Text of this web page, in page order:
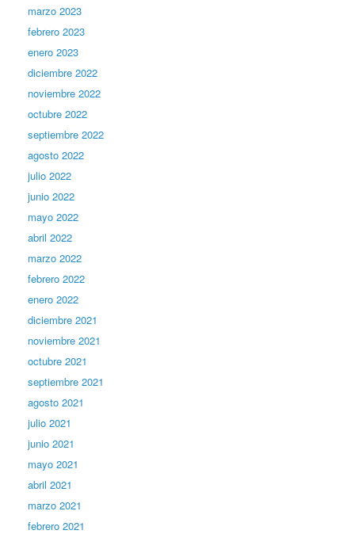
marzo 2023
febrero 2023
enero 2023
diciembre 2022
noviembre 2022
octubre 2022
septiembre 2022
agosto 2022
julio 2022
junio 2022
mayo 2022
abril 2022
marzo 2022
febrero 2022
enero 2022
diciembre 2021
noviembre 2021
octubre 2021
septiembre 2021
agosto 2021
julio 2021
junio 2021
mayo 2021
abril 2021
marzo 2021
febrero 2021